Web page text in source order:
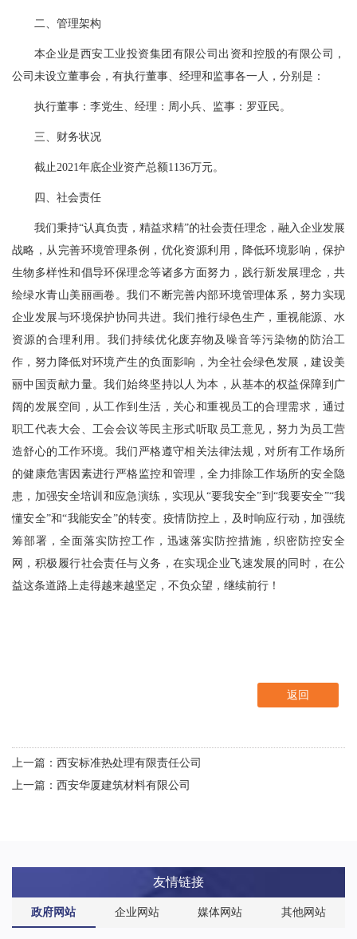
二、管理架构
本企业是西安工业投资集团有限公司出资和控股的有限公司，
公司未设立董事会，有执行董事、经理和监事各一人，分别是：
执行董事：李党生、经理：周小兵、监事：罗亚民。
三、财务状况
截止2021年底企业资产总额1136万元。
四、社会责任
我们秉持“认真负责，精益求精”的社会责任理念，融入企业发展
战略，从完善环境管理条例，优化资源利用，降低环境影响，保护
生物多样性和倡导环保理念等诸多方面努力，践行新发展理念，共
绘绿水青山美丽画卷。我们不断完善内部环境管理体系，努力实现
企业发展与环境保护协同共进。我们推行绿色生产，重视能源、水
资源的合理利用。我们持续优化废弃物及噪音等污染物的防治工
作，努力降低对环境产生的负面影响，为全社会绿色发展，建设美
丽中国贡献力量。我们始终坚持以人为本，从基本的权益保障到广
阔的发展空间，从工作到生活，关心和重视员工的合理需求，通过
职工代表大会、工会会议等民主形式听取员工意见，努力为员工营
造舒心的工作环境。我们严格遵守相关法律法规，对所有工作场所
的健康危害因素进行严格监控和管理，全力排除工作场所的安全隐
患，加强安全培训和应急演练，实现从“要我安全”到“我要安全”“我
懂安全”和“我能安全”的转变。疫情防控上，及时响应行动，加强统
筹部署，全面落实防控工作，迅速落实防控措施，织密防控安全
网，积极履行社会责任与义务，在实现企业飞速发展的同时，在公
益这条道路上走得越来越坚定，不负众望，继续前行！
返回
上一篇：西安标准热处理有限责任公司
上一篇：西安华厦建筑材料有限公司
友情链接
政府网站 企业网站 媒体网站 其他网站